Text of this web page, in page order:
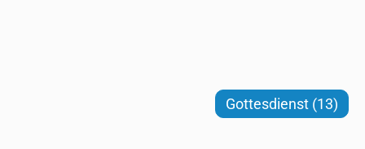
Gottesdienst (13)